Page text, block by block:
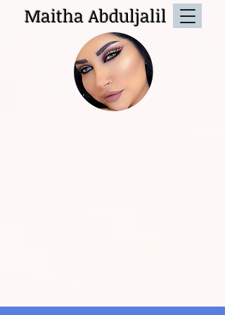
Maitha Abduljalil